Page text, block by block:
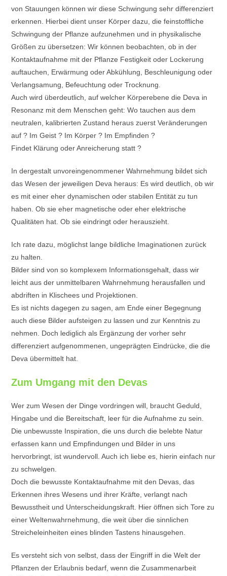
von Stauungen können wir diese Schwingung sehr differenziert
erkennen. Hierbei dient unser Körper dazu, die feinstoffliche
Schwingung der Pflanze aufzunehmen und in physikalische
Größen zu übersetzen: Wir können beobachten, ob in der
Kontaktaufnahme mit der Pflanze Festigkeit oder Lockerung
auftauchen, Erwärmung oder Abkühlung, Beschleunigung oder
Verlangsamung, Befeuchtung oder Trocknung.
Auch wird überdeutlich, auf welcher Körperebene die Deva in
Resonanz mit dem Menschen geht: Wo tauchen aus dem
neutralen, kalibrierten Zustand heraus zuerst Veränderungen
auf ? Im Geist ? Im Körper ? Im Empfinden ?
Findet Klärung oder Anreicherung statt ?
In dergestalt unvoreingenommener Wahrnehmung bildet sich
das Wesen der jeweiligen Deva heraus: Es wird deutlich, ob wir
es mit einer eher dynamischen oder stabilen Entität zu tun
haben. Ob sie eher magnetische oder eher elektrische
Qualitäten hat. Ob sie eindringt oder herauszieht.
Ich rate dazu, möglichst lange bildliche Imaginationen zurück
zu halten.
Bilder sind von so komplexem Informationsgehalt, dass wir
leicht aus der unmittelbaren Wahrnehmung herausfallen und
abdriften in Klischees und Projektionen.
Es ist nichts dagegen zu sagen, am Ende einer Begegnung
auch diese Bilder aufsteigen zu lassen und zur Kenntnis zu
nehmen. Doch lediglich als Ergänzung der vorher sehr
differenziert aufgenommenen, ungeprägten Eindrücke, die die
Deva übermittelt hat.
Zum Umgang mit den Devas
Wer zum Wesen der Dinge vordringen will, braucht Geduld,
Hingabe und die Bereitschaft, leer für die Aufnahme zu sein.
Die unbewusste Inspiration, die uns durch die belebte Natur
erfassen kann und Empfindungen und Bilder in uns
hervorbringt, ist wundervoll. Auch ich liebe es, hierin einfach nur
zu schwelgen.
Doch die bewusste Kontaktaufnahme mit den Devas, das
Erkennen ihres Wesens und ihrer Kräfte, verlangt nach
Bewusstheit und Unterscheidungskraft. Hier öffnen sich Tore zu
einer Weltenwahrnehmung, die weit über die sinnlichen
Streicheleinheiten eines blinden Tastens hinausgehen.
Es versteht sich von selbst, dass der Eingriff in die Welt der
Pflanzen der Erlaubnis bedarf, wenn die Zusammenarbeit